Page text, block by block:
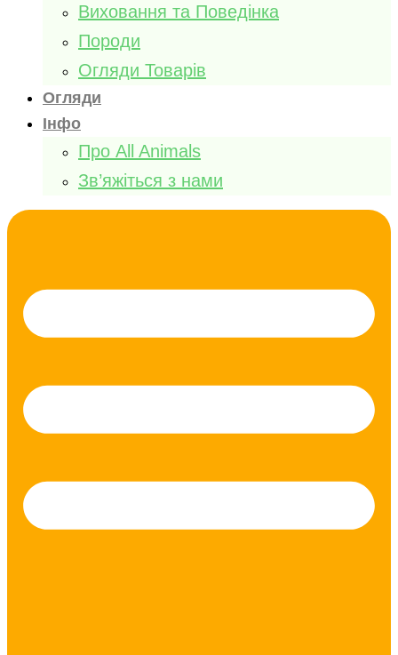
Виховання та Поведінка
Породи
Огляди Товарів
Огляди
Інфо
Про All Animals
Зв’яжіться з нами